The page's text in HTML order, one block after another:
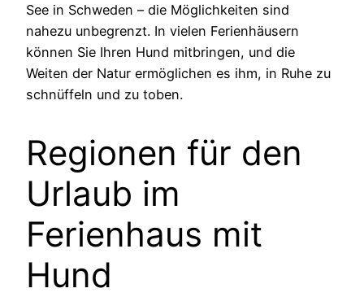
See in Schweden – die Möglichkeiten sind
nahezu unbegrenzt. In vielen Ferienhäusern
können Sie Ihren Hund mitbringen, und die
Weiten der Natur ermöglichen es ihm, in Ruhe zu
schnüffeln und zu toben.
Regionen für den
Urlaub im
Ferienhaus mit
Hund